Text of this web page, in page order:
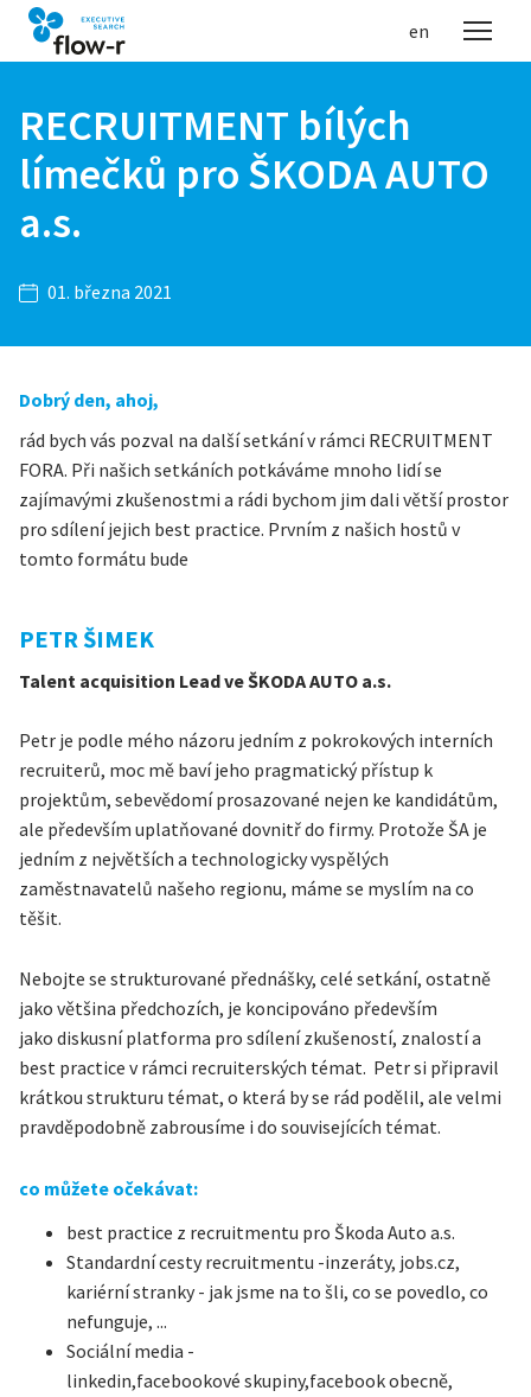
Menu
cs
en
RECRUITMENT bílých
límečků pro ŠKODA AUTO
a.s.
01. března 2021
Dobrý den, ahoj,
rád bych vás pozval na další setkání v rámci RECRUITMENT
FORA. Při našich setkáních potkáváme mnoho lidí se
zajímavými zkušenostmi a rádi bychom jim dali větší prostor
pro sdílení jejich best practice. Prvním z našich hostů v
tomto formátu bude
PETR ŠIMEK
Talent acquisition Lead ve ŠKODA AUTO a.s.
Petr je podle mého názoru jedním z pokrokových interních
recruiterů, moc mě baví jeho pragmatický přístup k
projektům, sebevědomí prosazované nejen ke kandidátům,
ale především uplatňované dovnitř do firmy. Protože ŠA je
jedním z největších a technologicky vyspělých
zaměstnavatelů našeho regionu, máme se myslím na co
těšit.
Nebojte se strukturované přednášky, celé setkání, ostatně
jako většina předchozích, je koncipováno především
jako diskusní platforma pro sdílení zkušeností, znalostí a
best practice v rámci recruiterských témat. Petr si připravil
krátkou strukturu témat, o která by se rád podělil, ale velmi
pravděpodobně zabrousíme i do souvisejících témat.
co můžete očekávat:
best practice z recruitmentu pro Škoda Auto a.s.
Standardní cesty recruitmentu -inzeráty, jobs.cz,
kariérní stranky - jak jsme na to šli, co se povedlo, co
nefunguje, ...
Sociální media -
linkedin,facebookové skupiny,facebook obecně,